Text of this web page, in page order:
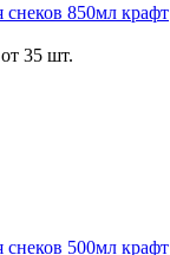
850мл крафт
35 шт.
500мл крафт